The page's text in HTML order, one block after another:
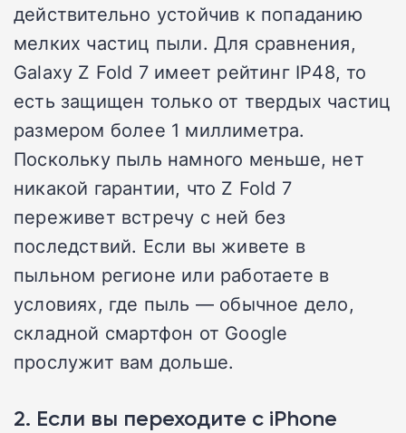
действительно устойчив к попаданию
мелких частиц пыли. Для сравнения,
Galaxy Z Fold 7 имеет рейтинг IP48, то
есть защищен только от твердых частиц
размером более 1 миллиметра.
Поскольку пыль намного меньше, нет
никакой гарантии, что Z Fold 7
переживет встречу с ней без
последствий. Если вы живете в
пыльном регионе или работаете в
условиях, где пыль — обычное дело,
складной смартфон от Google
прослужит вам дольше.
2. Если вы переходите с iPhone